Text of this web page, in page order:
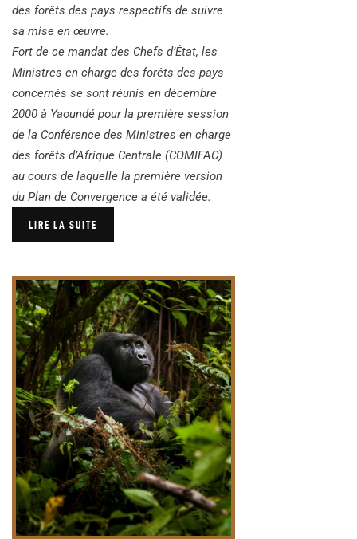
des forêts des pays respectifs de suivre
sa mise en œuvre.
Fort de ce mandat des Chefs d’État, les
Ministres en charge des forêts des pays
concernés se sont réunis en décembre
2000 à Yaoundé pour la première session
de la Conférence des Ministres en charge
des forêts d’Afrique Centrale (COMIFAC)
au cours de laquelle la première version
du Plan de Convergence a été validée.
LIRE LA SUITE